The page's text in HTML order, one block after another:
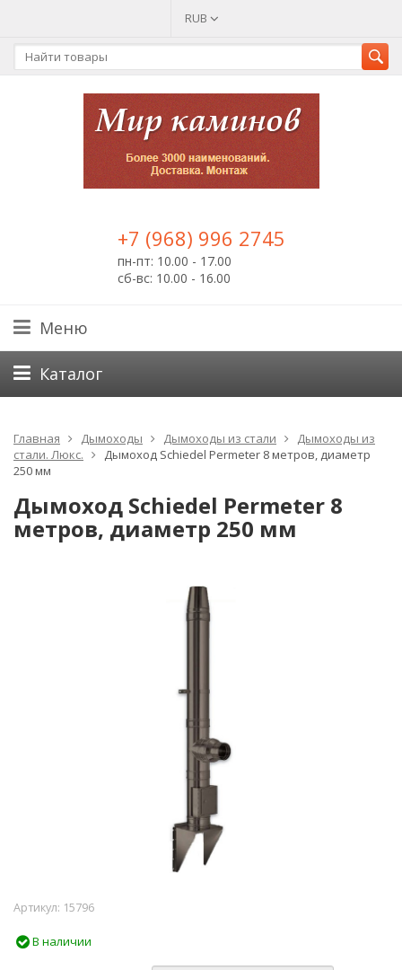
RUB
+7 (968) 996 2745
пн-пт: 10.00 - 17.00
сб-вс: 10.00 - 16.00
Меню
Каталог
Главная Дымоходы Дымоходы из стали
Дымоходы из
стали. Люкс.
Дымоход Schiedel Permeter 8 метров, диаметр
250 мм
Дымоход Schiedel Permeter 8
метров, диаметр 250 мм
Артикул: 15796
В наличии